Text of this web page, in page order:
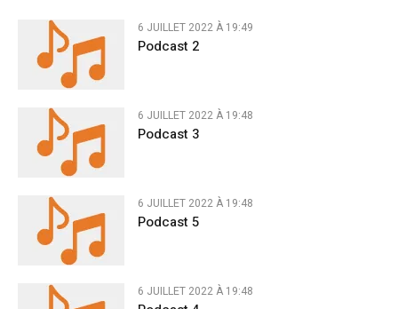
6 JUILLET 2022 À 19:49
Podcast 2
6 JUILLET 2022 À 19:48
Podcast 3
6 JUILLET 2022 À 19:48
Podcast 5
6 JUILLET 2022 À 19:48